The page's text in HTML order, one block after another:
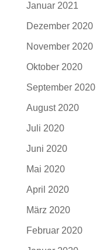
Januar 2021
Dezember 2020
November 2020
Oktober 2020
September 2020
August 2020
Juli 2020
Juni 2020
Mai 2020
April 2020
März 2020
Februar 2020